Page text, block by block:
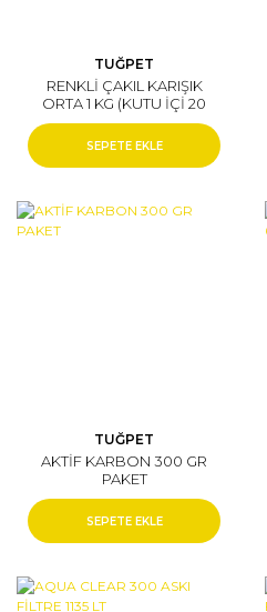
TUĞPET
RENKLİ ÇAKIL KARIŞIK
ORTA 1 KG (KUTU İÇİ 20
ADETTİR)
SEPETE EKLE
TUĞPET
AKTİF KARBON 300 GR
PAKET
SEPETE EKLE